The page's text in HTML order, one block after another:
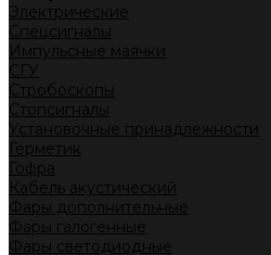
Электрические
Спецсигналы
Импульсные маячки
СГУ
Стробоскопы
Стопсигналы
Установочные принадлежности
Герметик
Гофра
Кабель акустический
Фары дополнительные
Фары галогенные
Фары светодиодные